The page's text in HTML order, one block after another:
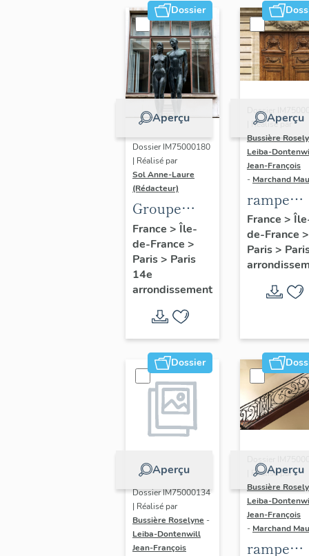
Dossier
Aperçu
Dossier IM75000180
| Réalisé par
Sol Anne-Laure
(Rédacteur)
Groupe
sculpté :
Les
Adolescents
France > Île-
de-France >
Paris> Paris
14e
arrondissement
Aperçu
Dossier
| Réalisé par
Bussière
Leiba-
Jean-François
- Marchand
rampe
d'appui,
escalier
l' hôtel
(non
France >
de-France >
Paris>
Dossier
Aperçu
Dossier IM75000134
| Réalisé par
Bussière Roselyne -
Leiba-Dontenwill
Jean-François
Aperçu
| Réalisé par
Bussière
Leiba-
Jean-François
- Marchand
rampe